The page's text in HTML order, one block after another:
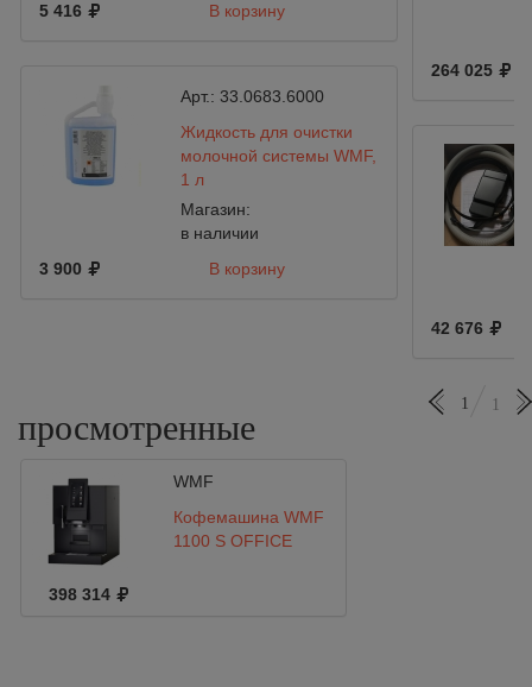
5 416
В корзину
Арт.:33.0683.6000
Жидкость для очистки
молочной системы WMF,
1 л
Магазин:
в наличии
3 900
В корзину
264 025
42 676
просмотренные
1 1
WMF
Кофемашина WMF
1100 S OFFICE
398 314